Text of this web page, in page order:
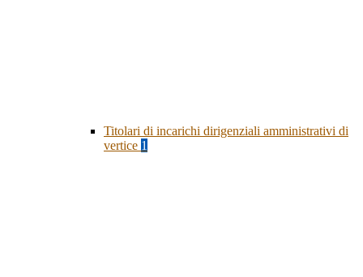
Titolari di incarichi dirigenziali amministrativi di
vertice 1